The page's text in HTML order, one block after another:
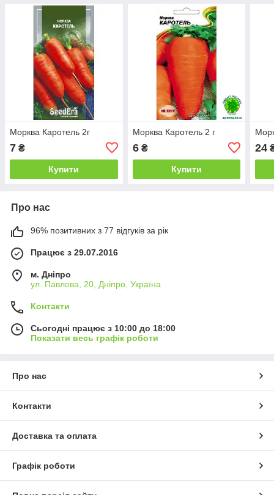
Морква Каротель 2г
7 ₴
Купити
Морква Каротель 2 г
6₴
Купити
24
Про нас
96% позитивних з 77 відгуків за рік
Працює з 29.07.2016
м. Дніпро
ул. Павлова, 20, Дніпро, Україна
Контакти
Сьогодні працює з 10:00 до 18:00
Показати весь графік роботи
Про нас
Контакти
Доставка та оплата
Графік роботи